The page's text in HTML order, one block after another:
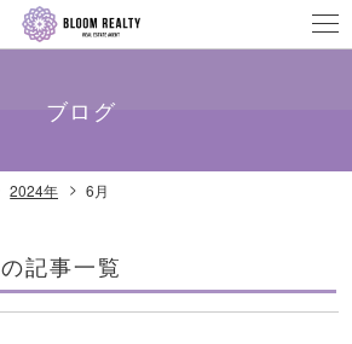
ブログ
2024年 6月
の記事一覧